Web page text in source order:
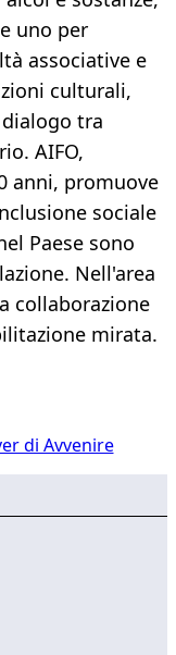
uno per
associative e
culturali,
tra
AIFO,
anni, promuove
sociale
Paese sono
Nell'area
collaborazione
mirata.
di Avvenire